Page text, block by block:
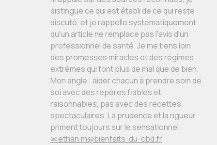
distingue ce qui est établi de ce qui reste
discuté, et je rappelle systématiquement
qu'un article ne remplace pas l'avis d'un
professionnel de santé. Je me tiens loin
des promesses miracles et des régimes
extrêmes qui font plus de mal que de bien.
Mon angle : aider chacun à prendre soin de
soi avec des repères fiables et
raisonnables, pas avec des recettes
spectaculaires. La prudence et la rigueur
priment toujours sur le sensationnel.
✉ ethan.m@bienfaits-du-cbd.fr